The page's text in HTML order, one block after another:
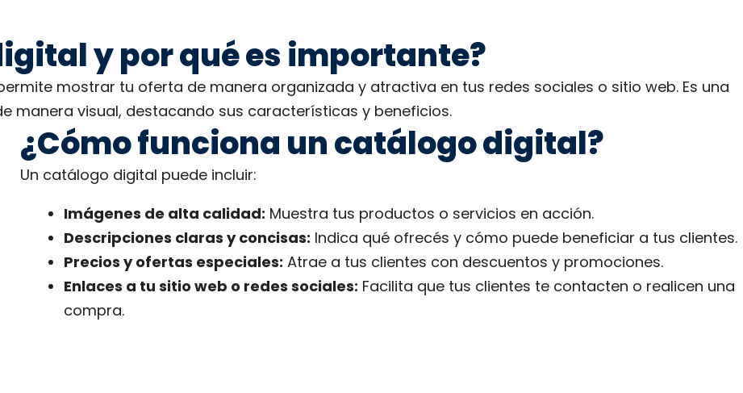
y por qué es importante?
mostrar tu oferta de manera organizada y atractiva en tus redes sociales o sitio web. Es una
manera visual, destacando sus características y beneficios.
¿Cómo funciona un catálogo digital?
Un catálogo digital puede incluir:
Imágenes de alta calidad: Muestra tus productos o servicios en acción.
Descripciones claras y concisas: Indica qué ofrecés y cómo puede beneficiar a tus clientes.
Precios y ofertas especiales: Atrae a tus clientes con descuentos y promociones.
Enlaces a tu sitio web o redes sociales: Facilita que tus clientes te contacten o realicen una
compra.